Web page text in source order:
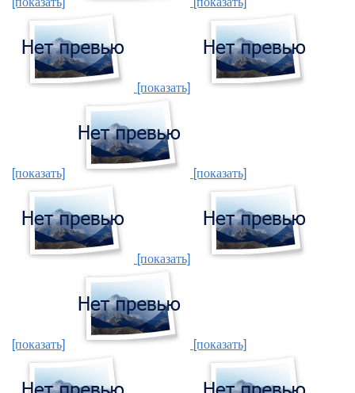
[показать]
[показать] [показать]
[показать]
[показать] [показать]